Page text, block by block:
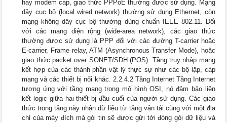
hay modem cáp, giao thức PPPoE thường được sử dụng. Mạng
dây cục bộ (local wired network) thường sử dụng Ethernet, còn
mạng không dây cục bộ thường dùng chuẩn IEEE 802.11. Đối
với các mạng diện rộng (wide-area network), các giao thức
thường được sử dụng là PPP đối với các đường T-carrier hoặc
E-carrier, Frame relay, ATM (Asynchronous Transfer Mode), hoặc
giao thức packet over SONET/SDH (POS). Tầng truy nhập mạng
kết hợp của các thành phần vật lý thực sự như các bộ lặp, cáp
mạng và các thiết bị nối khác. 2.2.4.2 Tầng Internet Tầng Internet
tương ứng với tầng mạng trong mô hình OSI, nó đảm bảo liên
kết logic giữa hai thiết bị đầu cuối của người sử dụng. Các giao
thức trong tầng này nhận dữ liệu từ tầng vận tải cùng với một địa
chỉ của máy đích mà gói tin sẽ được gửi tới đóng gói dữ liệu và